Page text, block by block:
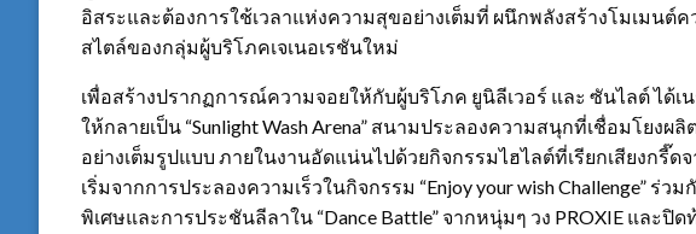
อิสระและต้องการใช้เวลาแห่งความสุขอย่างเต็มที่ ผนึกพลังสร้างโมเมนต์
สไตล์ของกลุ่มผู้บริโภคเจเนอเรชันใหม่
เพื่อสร้างปรากฏการณ์ความจอยให้กับผู้บริโภค ยูนิลีเวอร์ และ ซันไลต์ ได้
ให้กลายเป็น “Sunlight Wash Arena” สนามประลองความสนุกที่เชื่อมโยง
อย่างเต็มรูปแบบ ภายในงานอัดแน่นไปด้วยกิจกรรมไฮไลต์ที่เรียกเสียงกรี๊
เริ่มจากการประลองความเร็วในกิจกรรม “Enjoy your wish Challenge” ร่
พิเศษและการประชันลีลาใน “Dance Battle” จากหนุ่มๆ วง PROXIE และปิ